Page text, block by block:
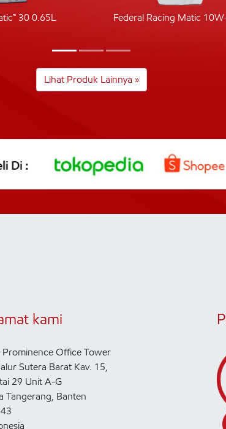
30 0.65L Federal Racing Matic
Lihat Produk Lainnya »
kami
Prominence Office Tower
Sutera Barat Kav. 15,
29 Unit A-G
Tangerang, Banten